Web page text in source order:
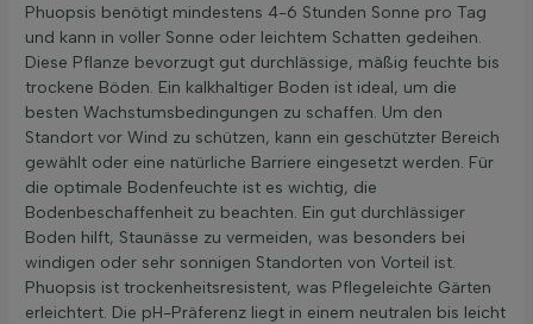
Phuopsis benötigt mindestens 4-6 Stunden Sonne pro Tag
und kann in voller Sonne oder leichtem Schatten gedeihen.
Diese Pflanze bevorzugt gut durchlässige, mäßig feuchte bis
trockene Böden. Ein kalkhaltiger Boden ist ideal, um die
besten Wachstumsbedingungen zu schaffen. Um den
Standort vor Wind zu schützen, kann ein geschützter Bereich
gewählt oder eine natürliche Barriere eingesetzt werden. Für
die optimale Bodenfeuchte ist es wichtig, die
Bodenbeschaffenheit zu beachten. Ein gut durchlässiger
Boden hilft, Staunässe zu vermeiden, was besonders bei
windigen oder sehr sonnigen Standorten von Vorteil ist.
Phuopsis ist trockenheitsresistent, was Pflegeleichte Gärten
erleichtert. Die pH-Präferenz liegt in einem neutralen bis leicht